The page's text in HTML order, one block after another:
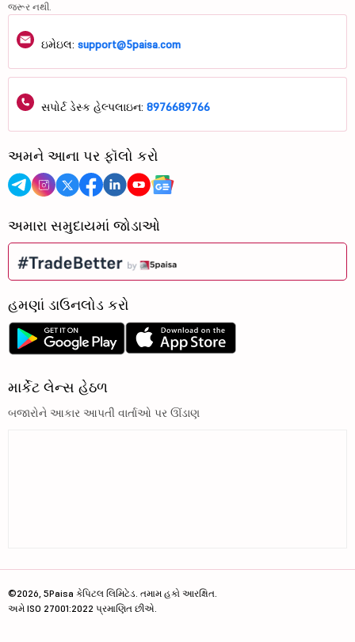
જરૂર નથી.
ઇમેઇલ: support@5paisa.com
સપોર્ટ ડેસ્ક હેલ્પલાઇન: 8976689766
અમને આના પર ફૉલો કરો
અમારા સમુદાયમાં જોડાઓ
હમણાં ડાઉનલોડ કરો
માર્કેટ લેન્સ હેઠળ
બજારોને આકાર આપતી વાર્તાઓ પર ઊંડાણ
©2026, 5Paisa કેપિટલ લિમિટેડ. તમામ હકો આરક્ષિત.
અમે ISO 27001:2022 પ્રમાણિત છીએ.